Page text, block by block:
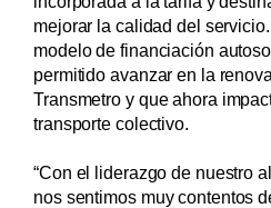
mejorar la calidad del
modelo de financiación
permitido avanzar en la
Transmetro y que ahora
transporte colectivo.
“Con el liderazgo de nuestro
nos sentimos muy contentos